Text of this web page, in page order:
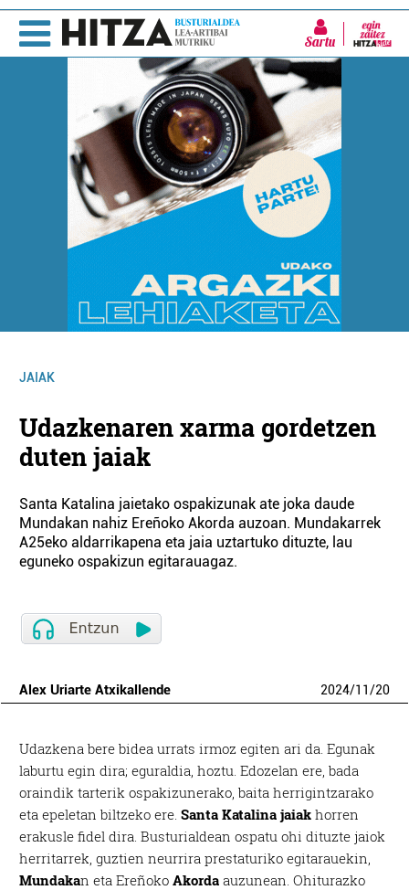
Sartu
JAIAK
Udazkenaren xarma gordetzen
duten jaiak
Santa Katalina jaietako ospakizunak ate joka daude
Mundakan nahiz Ereñoko Akorda auzoan. Mundakarrek
A25eko aldarrikapena eta jaia uztartuko dituzte, lau
eguneko ospakizun egitarauagaz.
Alex Uriarte Atxikallende 2024/11/20
Udazkena bere bidea urrats irmoz egiten ari da. Egunak
laburtu egin dira; eguraldia, hoztu. Edozelan ere, bada
oraindik tarterik ospakizunerako, baita herrigintzarako
eta epeletan biltzeko ere.Santa Katalina jaiak horren
erakusle fidel dira. Busturialdean ospatu ohi dituzte jaiok
herritarrek, guztien neurrira prestaturiko egitarauekin,
Mundakan eta EreñokoAkorda auzunean.Ohiturazko